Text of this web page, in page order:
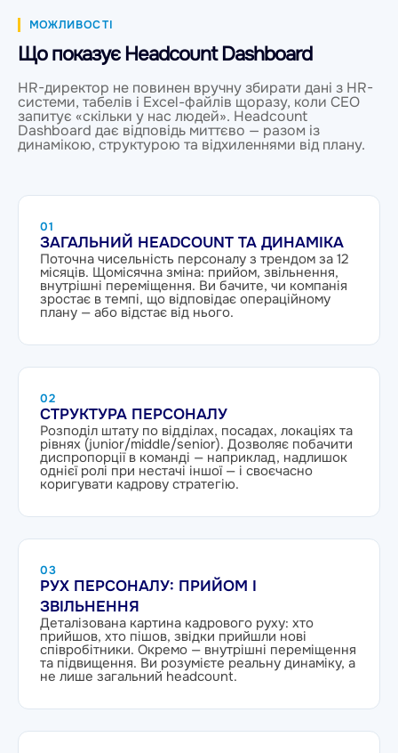
МОЖЛИВОСТІ
Що показує Headcount Dashboard
HR-директор не повинен вручну збирати дані з HR-
системи, табелів і Excel-файлів щоразу, коли CEO
запитує «скільки у нас людей». Headcount
Dashboard дає відповідь миттєво — разом із
динамікою, структурою та відхиленнями від плану.
01
ЗАГАЛЬНИЙ HEADCOUNT ТА ДИНАМІКА
Поточна чисельність персоналу з трендом за 12
місяців. Щомісячна зміна: прийом, звільнення,
внутрішні переміщення. Ви бачите, чи компанія
зростає в темпі, що відповідає операційному
плану — або відстає від нього.
02
СТРУКТУРА ПЕРСОНАЛУ
Розподіл штату по відділах, посадах, локаціях та
рівнях (junior/middle/senior). Дозволяє побачити
диспропорції в команді — наприклад, надлишок
однієї ролі при нестачі іншої — і своєчасно
коригувати кадрову стратегію.
03
РУХ ПЕРСОНАЛУ: ПРИЙОМ І
ЗВІЛЬНЕННЯ
Деталізована картина кадрового руху: хто
прийшов, хто пішов, звідки прийшли нові
співробітники. Окремо — внутрішні переміщення
та підвищення. Ви розумієте реальну динаміку, а
не лише загальний headcount.